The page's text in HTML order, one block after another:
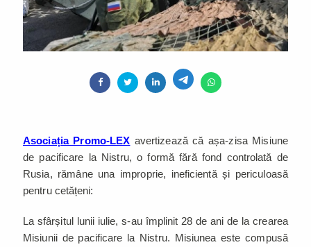
Asociația Promo-LEX avertizează că așa-zisa Misiune
de pacificare la Nistru, o formă fără fond controlată de
Rusia, rămâne una improprie, ineficientă și periculoasă
pentru cetățeni:
La sfârșitul lunii iulie, s-au împlinit 28 de ani de la crearea
Misiunii de pacificare la Nistru. Misiunea este compusă